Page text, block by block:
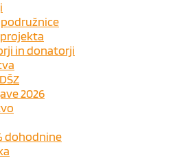
in donatorji
2026
dohodnine